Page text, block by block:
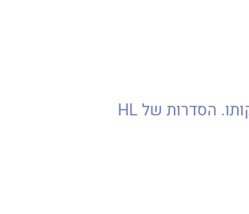
חידוש עור, שיקום נזקי גיל וסביבה, צמצום עומק קמטים וקמטוטים והשגת שינוי משמעותי במרקם העור ובמוצקותו. הסדרות של HL